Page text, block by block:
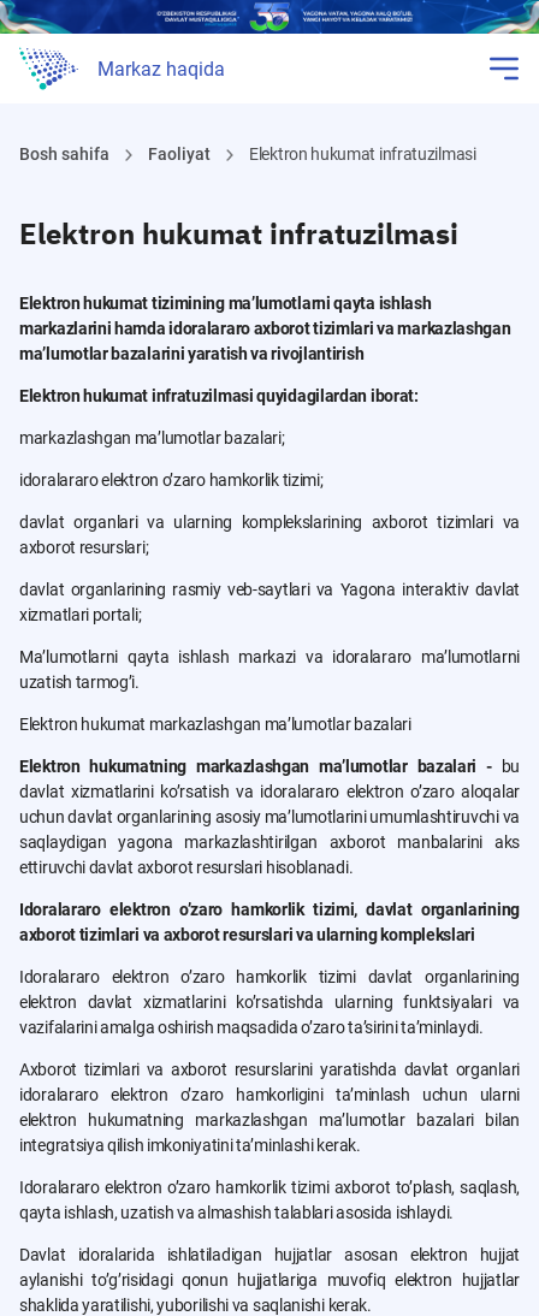
Markaz haqida
Bosh sahifa Faoliyat Elektron hukumat infratuzilmasi
Elektron hukumat infratuzilmasi
Elektron hukumat tizimining maʼlumotlarni qayta ishlash
markazlarini hamda idoralararo axborot tizimlari va markazlashgan
maʼlumotlar bazalarini yaratish va rivojlantirish
Elektron hukumat infratuzilmasi quyidagilardan iborat:
markazlashgan maʼlumotlar bazalari;
idoralararo elektron oʼzaro hamkorlik tizimi;
davlat organlari va ularning komplekslarining axborot tizimlari va
axborot resurslari;
davlat organlarining rasmiy veb-saytlari va Yagona interaktiv davlat
xizmatlari portali;
Maʼlumotlarni qayta ishlash markazi va idoralararo maʼlumotlarni
uzatish tarmogʼi.
Elektron hukumat markazlashgan maʼlumotlar bazalari
Elektron hukumatning markazlashgan maʼlumotlar bazalari -
bu
davlat xizmatlarini koʼrsatish va idoralararo elektron oʼzaro aloqalar
uchun davlat organlarining asosiy maʼlumotlarini umumlashtiruvchi va
saqlaydigan yagona markazlashtirilgan axborot manbalarini aks
ettiruvchi davlat axborot resurslari hisoblanadi.
Idoralararo elektron oʼzaro hamkorlik tizimi, davlat organlarining
axborot tizimlari va axborot resurslari va ularning komplekslari
Idoralararo elektron oʼzaro hamkorlik tizimi davlat organlarining
elektron davlat xizmatlarini koʼrsatishda ularning funktsiyalari va
vazifalarini amalga oshirish maqsadida oʼzaro taʼsirini taʼminlaydi.
Аxborot tizimlari va axborot resurslarini yaratishda davlat organlari
idoralararo elektron oʼzaro hamkorligini taʼminlash uchun ularni
elektron hukumatning markazlashgan maʼlumotlar bazalari bilan
integratsiya qilish imkoniyatini taʼminlashi kerak.
Idoralararo elektron oʼzaro hamkorlik tizimi axborot toʼplash, saqlash,
qayta ishlash, uzatish va almashish talablari asosida ishlaydi.
Davlat idoralarida ishlatiladigan hujjatlar asosan elektron hujjat
aylanishi toʼgʼrisidagi qonun hujjatlariga muvofiq elektron hujjatlar
shaklida yaratilishi, yuborilishi va saqlanishi kerak.